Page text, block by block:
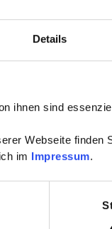
Details
ihnen sind
Webseite finden
im Impressum.